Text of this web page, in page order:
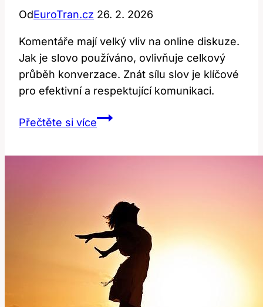
OdEuroTran.cz 26. 2. 2026
Komentáře mají velký vliv na online diskuze.
Jak je slovo používáno, ovlivňuje celkový
průběh konverzace. Znát sílu slov je klíčové
pro efektivní a respektující komunikaci.
Přečtěte si víceComments:
diskuze
na
internetu?